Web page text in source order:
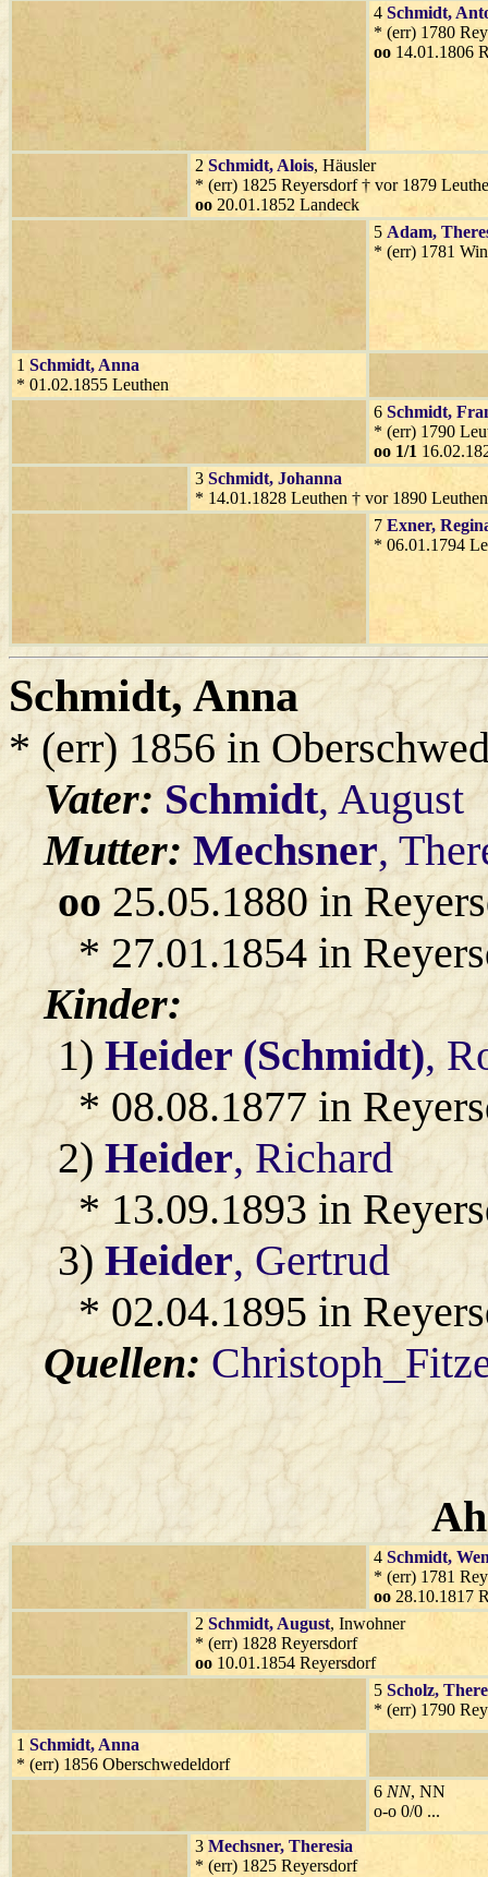
4 Schmidt,
* (err) 1780
oo 14.01.1806
2 Schmidt, Alois, Häusler
* (err) 1825 Reyersdorf † vor 1879
oo 20.01.1852 Landeck
5 Adam,
* (err) 1781
1 Schmidt, Anna
* 01.02.1855 Leuthen
6 Schmidt,
* (err) 1790
oo 1/1
3 Schmidt, Johanna
* 14.01.1828 Leuthen † vor 1890 Leuthen
7 Exner,
* 06.01.1794
Schmidt, Anna
* (err) 1856 in
Vater:Schmidt, August
Mutter:Mechsner,
oo25.05.1880 in
* 27.01.1854 in
Kinder:
1)Heider (Schmidt),
* 08.08.1877 in
2)Heider, Richard
* 13.09.1893 in
3)Heider, Gertrud
* 02.04.1895 in
Quellen:
4 Schmidt,
* (err) 1781
oo 28.10.1817
2 Schmidt, August, Inwohner
* (err) 1828 Reyersdorf
oo 10.01.1854 Reyersdorf
5 Scholz,
* (err) 1790
1 Schmidt, Anna
* (err) 1856 Oberschwedeldorf
6 NN, NN
o-o 0/0 ...
3 Mechsner, Theresia
* (err) 1825 Reyersdorf